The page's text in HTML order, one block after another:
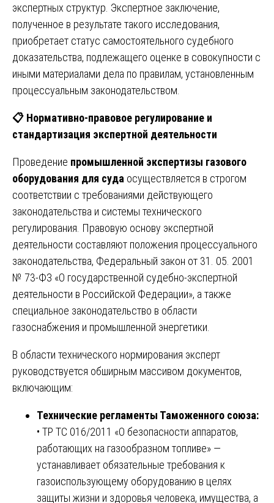
экспертных структур. Экспертное заключение,
полученное в результате такого исследования,
приобретает статус самостоятельного судебного
доказательства, подлежащего оценке в совокупности с
иными материалами дела по правилам, установленным
процессуальным законодательством.
📋 Нормативно-правовое регулирование и
стандартизация экспертной деятельности
Проведение промышленной экспертизы газового
оборудования для суда осуществляется в строгом
соответствии с требованиями действующего
законодательства и системы технического
регулирования. Правовую основу экспертной
деятельности составляют положения процессуального
законодательства, Федеральный закон от 31. 05. 2001
№ 73-ФЗ «О государственной судебно-экспертной
деятельности в Российской Федерации», а также
специальное законодательство в области
газоснабжения и промышленной энергетики.
В области технического нормирования эксперт
руководствуется обширным массивом документов,
включающим:
Технические регламенты Таможенного союза:
• ТР ТС 016/2011 «О безопасности аппаратов,
работающих на газообразном топливе» —
устанавливает обязательные требования к
газоиспользующему оборудованию в целях
защиты жизни и здоровья человека, имущества, а